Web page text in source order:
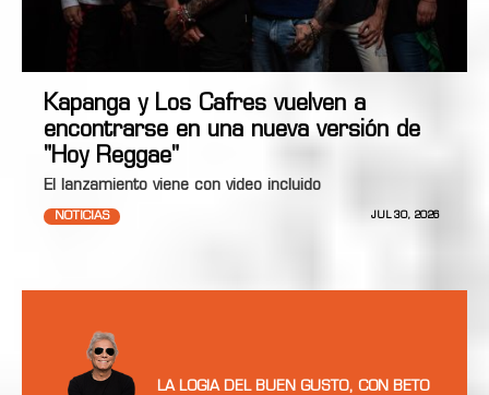
Kapanga y Los Cafres vuelven a
encontrarse en una nueva versión de
"Hoy Reggae"
El lanzamiento viene con video incluido
NOTICIAS JUL 30, 2026
LA LOGIA DEL BUEN GUSTO, CON BETO